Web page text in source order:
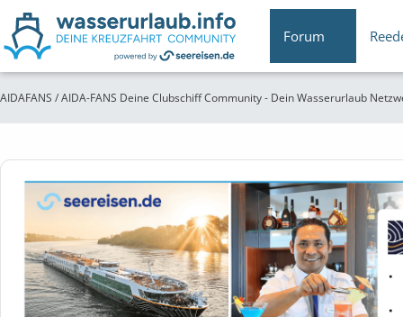
Forum
AIDAFANS / AIDA-FANS Deine Clubschiff Community - Dein Wasserurlaub